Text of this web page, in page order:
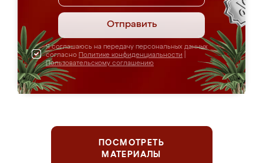
Отправить
Я соглашаюсь на передачу персональных данных
согласно Политике конфиденциальности
Пользовательскому соглашению
ПОСМОТРЕТЬ
МАТЕРИАЛЫ